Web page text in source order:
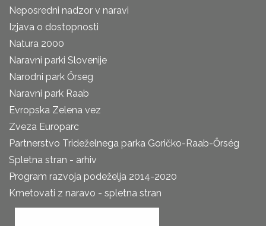
Neposredni nadzor v naravi
Izjava o dostopnosti
Natura 2000
Naravni parki Slovenije
Narodni park Őrseg
Naravni park Raab
Evropska Zelena vez
Zveza Europarc
Partnerstvo Trideželnega parka Goričko-Raab-Őrség
Spletna stran - arhiv
Program razvoja podeželja 2014-2020
Kmetovati z naravo - spletna stran